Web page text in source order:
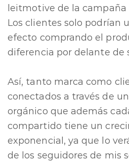
leitmotive de la
Los clientes solo podrían
efecto comprando el
diferencia por delante de
Así, tanto marca como
conectados a través de
orgánico que además
compartido tiene un
exponencial, ya que lo
de los seguidores de mis